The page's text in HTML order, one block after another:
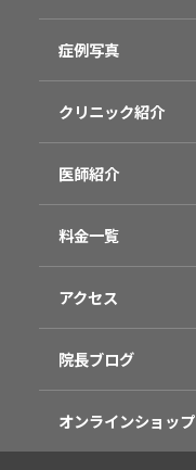
症例写真
クリニック紹介
医師紹介
料金一覧
アクセス
院長ブログ
オンラインショップ